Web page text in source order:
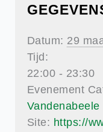
Datum: 29
Tijd:
22:00 - 23:30
Evenement
Vandenabeele
Site: https://